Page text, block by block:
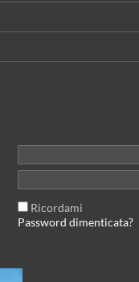
Ricordami
Password dimenticata?